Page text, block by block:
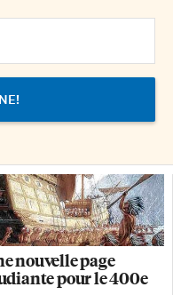
nouvelle page
pour le 400e